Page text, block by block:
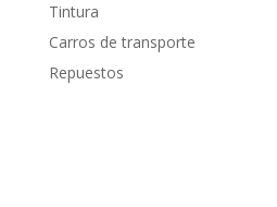
Tintura
Carros de transporte
Repuestos